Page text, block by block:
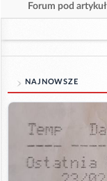
Forum pod
NAJNOWSZE